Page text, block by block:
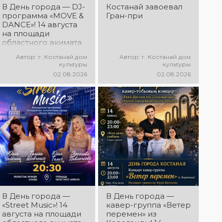
Костаная
состоится
«Мирас» «Ән
қанатындағы
Қостанай»!
на праздничную
концертную
программу!
В День города — DJ-
программа «MOVE &
DANCE»! 14 августа
на площади
областного акимата
праздничная DJ-
программа! Вас ждут
современные
музыкальные хиты,
зажигательные
ритмы, мощная
энергия и яркие
эмоции!
Автор: г. Костанай дом
культуры
02.08.2026
Костанай завоевал
Гран-при
Автор: г. Костанай дом
культуры
02.08.2026
В День города —
«Street Music»! 14
августа на площади
В День города —
кавер-группа «Ветер
перемен» из